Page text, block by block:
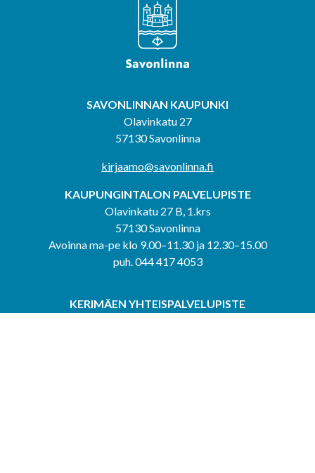
SAVONLINNAN KAUPUNKI
Olavinkatu 27
57130 Savonlinna
kirjaamo@savonlinna.fi
KAUPUNGINTALON PALVELUPISTE
Olavinkatu 27 B, 1.krs
57130 Savonlinna
Avoinna ma-pe klo 9.00–11.30 ja 12.30–15.00
puh. 044 417 4053
KERIMÄEN YHTEISPALVELUPISTE